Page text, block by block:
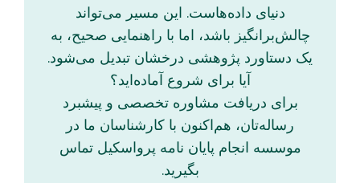
دنیای داده‌هاست. این مسیر می‌تواند
چالش‌برانگیز باشد، اما با راهنمایی صحیح، به
یک دستاورد پژوهشی درخشان تبدیل می‌شود.
آیا برای شروع آماده‌اید؟
برای دریافت مشاوره تخصصی و پیشبرد
رساله‌تان، هم‌اکنون با کارشناسان ما در
موسسه انجام پایان نامه پرواسکیل تماس
بگیرید.